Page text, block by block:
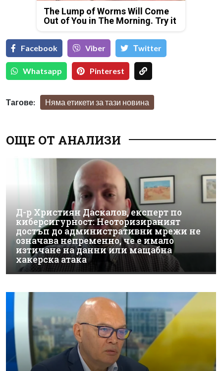
The Lump of Worms Will Come
Out of You in The Morning. Try it
Facebook Viber Тwitter
Whatsapp Pinterest
Тагове: Няма етикети за тази новина
ОЩЕ ОТ АНАЛИЗИ
Д-р Християн Даскалов, експерт по
киберсигурност: Неоторизираният
достъп до административни мрежи не
означава непременно, че е имало
изтичане на данни или мащабна
хакерска атака